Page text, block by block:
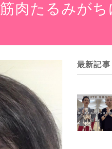
肉たるみがち
最新記事